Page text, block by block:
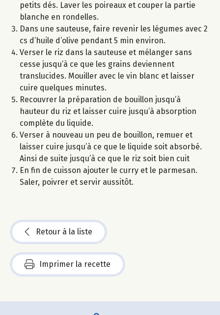
petits dés. Laver les poireaux et couper la partie
blanche en rondelles.
Dans une sauteuse, faire revenir les légumes avec 2
cs d’huile d’olive pendant 5 min environ.
Verser le riz dans la sauteuse et mélanger sans
cesse jusqu’à ce que les grains deviennent
translucides. Mouiller avec le vin blanc et laisser
cuire quelques minutes.
Recouvrer la préparation de bouillon jusqu’à
hauteur du riz et laisser cuire jusqu’à absorption
complète du liquide.
Verser à nouveau un peu de bouillon, remuer et
laisser cuire jusqu’à ce que le liquide soit absorbé.
Ainsi de suite jusqu’à ce que le riz soit bien cuit
En fin de cuisson ajouter le curry et le parmesan.
Saler, poivrer et servir aussitôt.
Retour à la liste
Imprimer la recette